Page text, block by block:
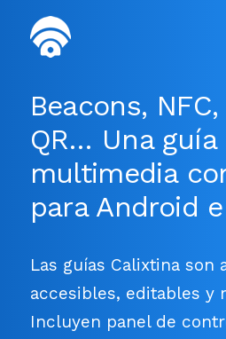
Beacons,
QR… Una guía
multimedia
para Android
Las guías Calixtina son
accesibles, editables y
Incluyen panel de